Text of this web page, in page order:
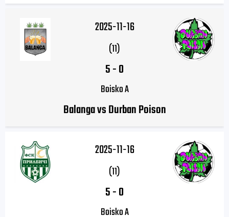
2025-11-16
(11)
5-0
Boisko A
Balanga vs Durban Poison
2025-11-16
(11)
5-0
Boisko A